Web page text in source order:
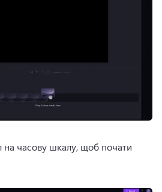
на часову шкалу, щоб почати